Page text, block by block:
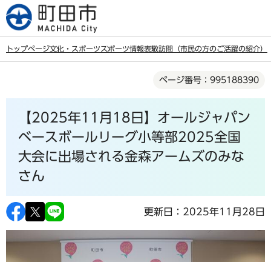
こ
の
トップページ文化・スポーツスポーツ情報表敬訪問（市民の方のご活躍の紹介）
ページ番号：995188390
【2025年11月18日】オールジャパン
ベースボールリーグ小等部2025全国
大会に出場される金森アームズのみな
さん
更新日：2025年11月28日